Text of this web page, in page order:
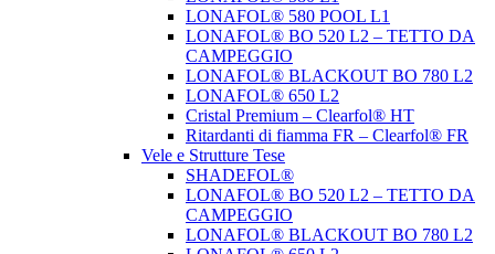
LONAFOL® 580 POOL L1
LONAFOL® BO 520 L2 – TETTO DA
CAMPEGGIO
LONAFOL® BLACKOUT BO 780 L2
LONAFOL® 650 L2
Cristal Premium – Clearfol® HT
Ritardanti di fiamma FR – Clearfol® FR
Vele e Strutture Tese
SHADEFOL®
LONAFOL® BO 520 L2 – TETTO DA
CAMPEGGIO
LONAFOL® BLACKOUT BO 780 L2